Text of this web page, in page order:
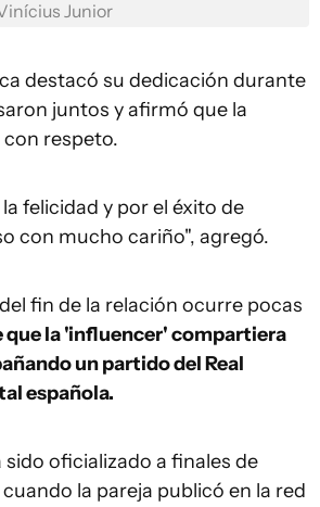
Junior
destacó su dedicación durante
juntos y afirmó que la
respeto.
felicidad y por el éxito de
con mucho cariño", agregó.
fin de la relación ocurre pocas
que la 'influencer' compartiera
un partido del Real
española.
sido oficializado a finales de
la pareja publicó en la red